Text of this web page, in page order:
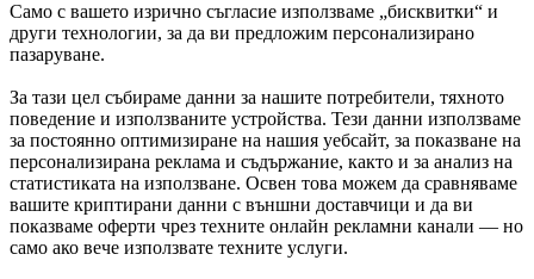
Само с вашето изрично съгласие използваме „бисквитки“ и
други технологии, за да ви предложим персонализирано
пазаруване.
За тази цел събираме данни за нашите потребители, тяхното
поведение и използваните устройства. Тези данни използваме
за постоянно оптимизиране на нашия уебсайт, за показване на
персонализирана реклама и съдържание, както и за анализ на
статистиката на използване. Освен това можем да сравняваме
вашите криптирани данни с външни доставчици и да ви
показваме оферти чрез техните онлайн рекламни канали — но
само ако вече използвате техните услуги.